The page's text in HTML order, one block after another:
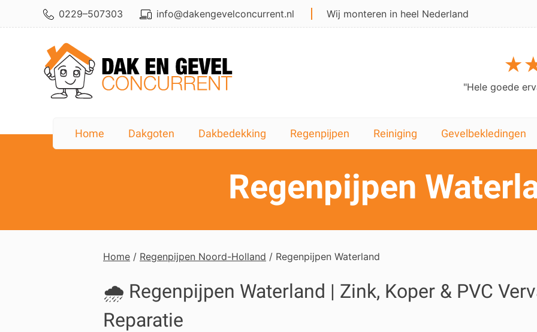
0229–507303 info@dakengevelconcurrent.nl Wij monteren in heel Nederland
in de omgang...."
Home Dakgoten Dakbedekking Regenpijpen Reiniging Gevelbekledingen
Regenpijpen
Home/ Regenpijpen Noord-Holland / Regenpijpen Waterland
🌧️ Regenpijpen Waterland | Zink, Koper & PVC
Reparatie